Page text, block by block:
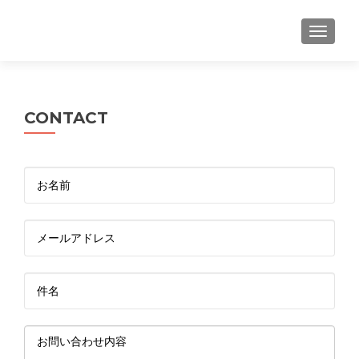
ナビゲ
CONTACT